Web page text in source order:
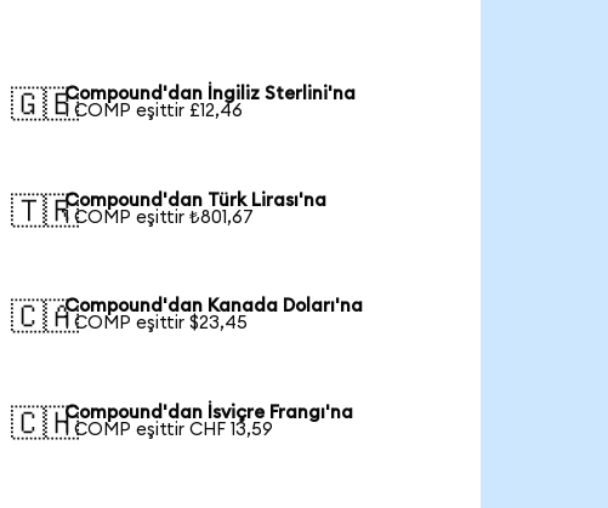
🇬🇧Compound'dan İngiliz Sterlini'na
1 COMP eşittir £12,46
🇹🇷Compound'dan Türk Lirası'na
1 COMP eşittir ₺801,67
🇨🇦Compound'dan Kanada Doları'na
1 COMP eşittir $23,45
🇨🇭Compound'dan İsviçre Frangı'na
1 COMP eşittir CHF 13,59